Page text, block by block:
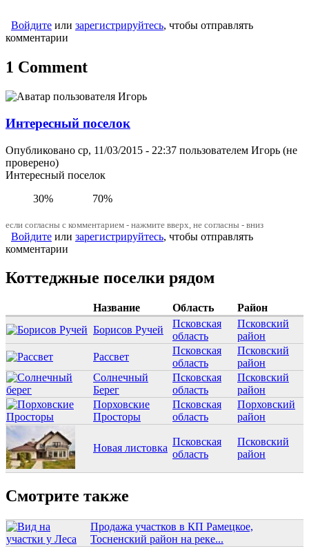
Войдите или зарегистрируйтесь, чтобы отправлять
комментарии
1 Comment
Интересный поселок
Опубликовано ср, 11/03/2015 - 22:37 пользователем Игорь (не
проверено)
Интересный поселок
30%
70%
если согласны с комментарием - нажмите вверх, не согласны - вниз
Войдите или зарегистрируйтесь, чтобы отправлять
комментарии
Коттеджные поселки рядом
Название Область
Район
Борисов Ручей
Псковская
область
Псковский
район
Рассвет
Псковская
область
Псковский
район
Солнечный
Берег
Псковская
область
Псковский
район
Порховские
Просторы
Псковская
область
Порховский
район
Новая листовка
Псковская
область
Псковский
район
Смотрите также
Продажа участков в КП Рамецкое,
Тосненский район на реке...